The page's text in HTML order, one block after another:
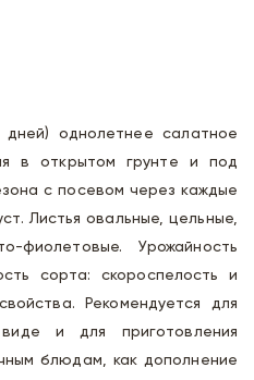
однолетнее салатное
в открытом грунте и под
с посевом через каждые
Листья овальные, цельные,
фиолетовые. Урожайность
сорта: скороспелость и
Рекомендуется для
и для приготовления
блюдам, как дополнение